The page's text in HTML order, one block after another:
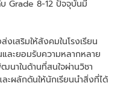
บ Grade 8-12 ปัจจุบันมี
งเสริมให้สังคมในโรงเรียน
ละยอมรับความหลากหลาย
นาในด้านที่สนใจผ่านวิชา
ะผลักดันให้นักเรียนนำสิ่งที่ได้